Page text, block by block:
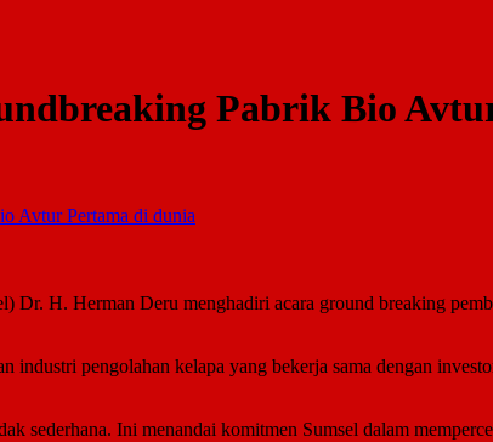
Pabrik Bio
Avtur Pertama di dunia
H. Herman Deru menghadiri acara ground breaking
pengolahan kelapa yang bekerja sama dengan
sederhana. Ini menandai komitmen Sumsel dalam